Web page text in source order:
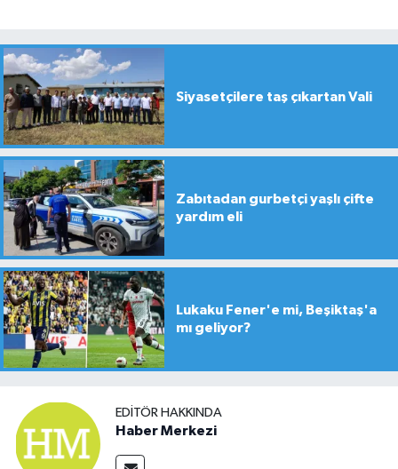
Siyasetçilere taş çıkartan Vali
Zabıtadan gurbetçi yaşlı çifte
yardım eli
Lukaku Fener'e mi, Beşiktaş'a
mı geliyor?
EDITÖR HAKKINDA
Haber Merkezi